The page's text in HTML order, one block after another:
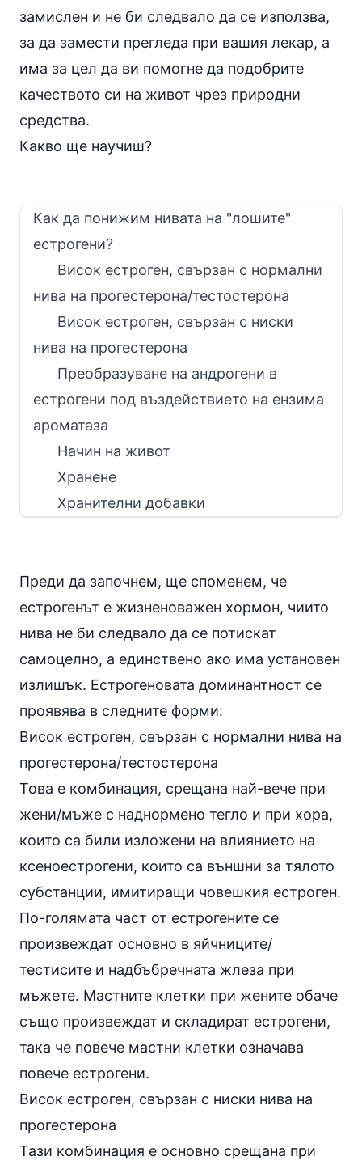
замислен и не би следвало да се използва,
за да замести прегледа при вашия лекар, а
има за цел да ви помогне да подобрите
качеството си на живот чрез природни
средства.
Какво ще научиш?
Как да понижим нивата на "лошите"
естрогени?
Висок естроген, свързан с нормални
нива на прогестерона/тестостерона
Висок естроген, свързан с ниски
нива на прогестерона
Преобразуване на андрогени в
естрогени под въздействието на ензима
ароматаза
Начин на живот
Хранене
Хранителни добавки
Преди да започнем, ще споменем, че
естрогенът е жизненоважен хормон, чиито
нива не би следвало да се потискат
самоцелно, а единствено ако има установен
излишък. Естрогеновата доминантност се
проявява в следните форми:
Висок естроген, свързан с нормални нива на
прогестерона/тестостерона
Това е комбинация, срещана най-вече при
жени/мъже с наднормено тегло и при хора,
които са били изложени на влиянието на
ксеноестрогени, които са външни за тялото
субстанции, имитиращи човешкия естроген.
По-голямата част от естрогените се
произвеждат основно в яйчниците/
тестисите и надбъбречната жлеза при
мъжете. Мастните клетки при жените обаче
също произвеждат и складират естрогени,
така че повече мастни клетки означава
повече естрогени.
Висок естроген, свързан с ниски нива на
прогестерона
Тази комбинация е основно срещана при